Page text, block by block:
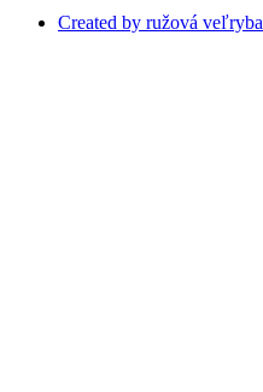
Created by ružová veľryba